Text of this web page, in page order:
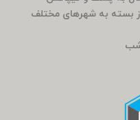
بسته به شهرهای مختلف